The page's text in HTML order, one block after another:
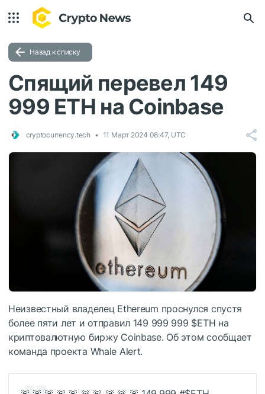
Назад к списку
Спящий перевел 149
999 ETH на Coinbase
cryptocurrency.tech 11 Март 2024 08:47, UTC
Неизвестный владелец Ethereum проснулся спустя
более пяти лет и отправил 149 999 999 $ETH на
криптовалютную биржу Coinbase. Об этом сообщает
команда проекта Whale Alert.